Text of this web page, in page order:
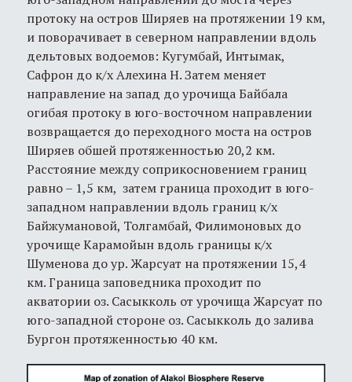
протоку на остров Ширяев на протяжении 19 км,
и поворачивает в северном направлении вдоль
дельтовых водоемов: Кугумбай, Интымак,
Сафрон до к/х Алехина Н. Затем меняет
направление на запад до урочища Байбала
огибая протоку в юго-восточном направлении
возвращается до переходного моста на остров
Ширяев обшей протяженностью 20,2 км.
Расстояние между соприкосновением границ
равно – 1,5 км, затем граница проходит в юго-
западном направлении вдоль границ к/х
Байжумановой, Толгамбай, Филимоновых до
урочище Карамойын вдоль границы к/х
Шуменова до ур. Жарсуат на протяжении 15,4
км. Граница заповедника проходит по
акватории оз. Сасыкколь от урочища Жарсуат по
юго-западной стороне оз. Сасыкколь до залива
Бургон протяженностью 40 км.